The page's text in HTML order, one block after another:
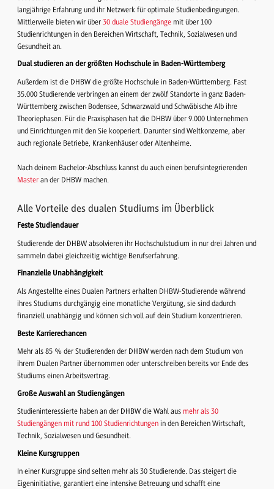
langjährige Erfahrung und ihr Netzwerk für optimale Studienbedingungen.
Mittlerweile bieten wir über 30 duale Studiengänge mit über 100
Studienrichtungen in den Bereichen Wirtschaft, Technik, Sozialwesen und
Gesundheit an.
Dual studieren an der größten Hochschule in Baden-Württemberg
Außerdem ist die DHBW die größte Hochschule in Baden-Württemberg. Fast
35.000 Studierende verbringen an einem der zwölf Standorte in ganz Baden-
Württemberg zwischen Bodensee, Schwarzwald und Schwäbische Alb ihre
Theoriephasen. Für die Praxisphasen hat die DHBW über 9.000 Unternehmen
und Einrichtungen mit den Sie kooperiert. Darunter sind Weltkonzerne, aber
auch regionale Betriebe, Krankenhäuser oder Altenheime.
Nach deinem Bachelor-Abschluss kannst du auch einen berufsintegrierenden
Master an der DHBW machen.
Alle Vorteile des dualen Studiums im Überblick
Feste Studiendauer
Studierende der DHBW absolvieren ihr Hochschulstudium in nur drei Jahren und
sammeln dabei gleichzeitig wichtige Berufserfahrung.
Finanzielle Unabhängigkeit
Als Angestellte eines Dualen Partners erhalten DHBW-Studierende während
ihres Studiums durchgängig eine monatliche Vergütung, sie sind dadurch
finanziell unabhängig und können sich voll auf dein Studium konzentrieren.
Beste Karrierechancen
Mehr als 85 % der Studierenden der DHBW werden nach dem Studium von
ihrem Dualen Partner übernommen oder unterschreiben bereits vor Ende des
Studiums einen Arbeitsvertrag.
Große Auswahl an Studiengängen
Studieninteressierte haben an der DHBW die Wahl aus mehr als 30
Studiengängen mit rund 100 Studienrichtungen in den Bereichen Wirtschaft,
Technik, Sozialwesen und Gesundheit.
Kleine Kursgruppen
In einer Kursgruppe sind selten mehr als 30 Studierende. Das steigert die
Eigeninitiative, garantiert eine intensive Betreuung und schafft eine